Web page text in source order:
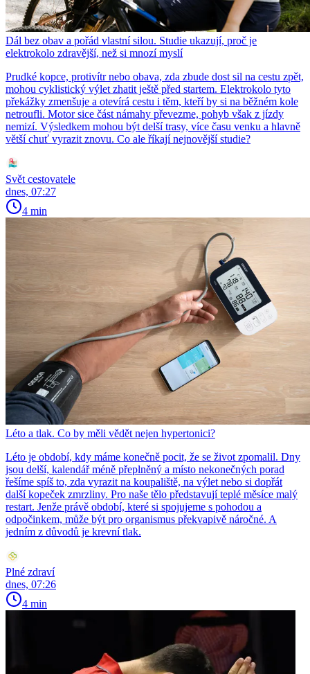
Dál bez obav a pořád vlastní silou. Studie ukazují, proč je
elektrokolo zdravější, než si mnozí myslí
Prudké kopce, protivítr nebo obava, zda zbude dost sil na cestu zpět,
mohou cyklistický výlet zhatit ještě před startem. Elektrokolo tyto
překážky zmenšuje a otevírá cestu i těm, kteří by si na běžném kole
netroufli. Motor sice část námahy převezme, pohyb však z jízdy
nemizí. Výsledkem mohou být delší trasy, více času venku a hlavně
větší chuť vyrazit znovu. Co ale říkají nejnovější studie?
Svět cestovatele
dnes, 07:27
4 min
Léto a tlak. Co by měli vědět nejen hypertonici?
Léto je období, kdy máme konečně pocit, že se život zpomalil. Dny
jsou delší, kalendář méně přeplněný a místo nekonečných porad
řešíme spíš to, zda vyrazit na koupaliště, na výlet nebo si dopřát
další kopeček zmrzliny. Pro naše tělo představují teplé měsíce malý
restart. Jenže právě období, které si spojujeme s pohodou a
odpočinkem, může být pro organismus překvapivě náročné. A
jedním z důvodů je krevní tlak.
Plné zdraví
dnes, 07:26
4 min